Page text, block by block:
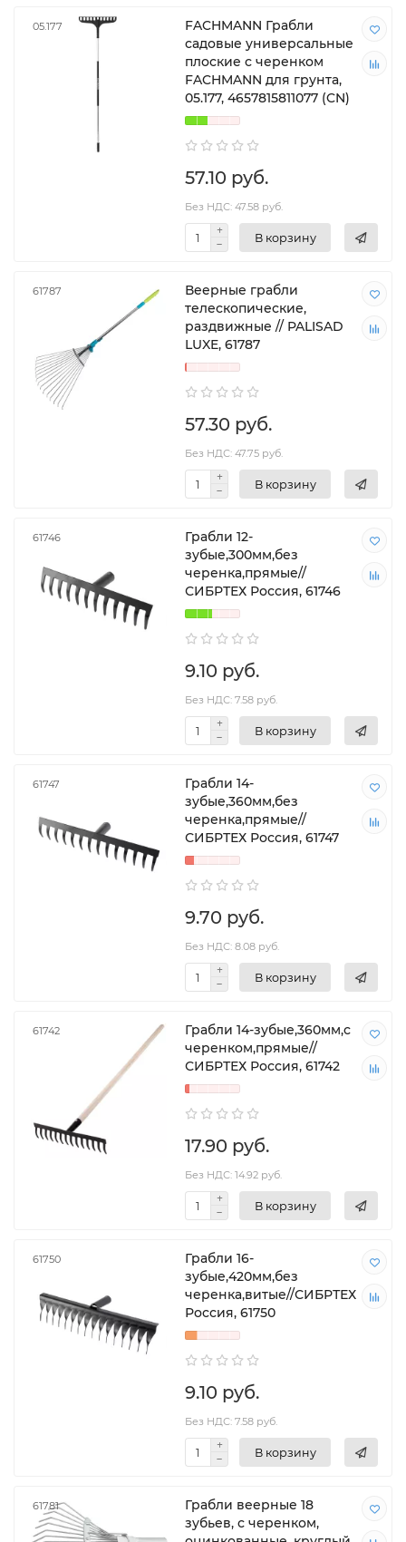
05.177
FACHMANN Грабли
садовые универсальные
плоские с черенком
FACHMANN для грунта,
05.177, 4657815811077 (CN)
57.10 руб.
Без НДС: 47.58 руб.
В корзину
61787
Веерные грабли
телескопические,
раздвижные // PALISAD
LUXE, 61787
57.30 руб.
Без НДС: 47.75 руб.
В корзину
61746
Грабли 12-
зубые,300мм,без
черенка,прямые//
СИБРТЕХ Россия, 61746
9.10 руб.
Без НДС: 7.58 руб.
В корзину
61747
Грабли 14-
зубые,360мм,без
черенка,прямые//
СИБРТЕХ Россия, 61747
9.70 руб.
Без НДС: 8.08 руб.
В корзину
61742
Грабли 14-зубые,360мм,с
черенком,прямые//
СИБРТЕХ Россия, 61742
17.90 руб.
Без НДС: 14.92 руб.
В корзину
61750
Грабли 16-
зубые,420мм,без
черенка,витые//СИБРТЕХ
Россия, 61750
9.10 руб.
Без НДС: 7.58 руб.
В корзину
61781
Грабли веерные 18
зубьев, с черенком,